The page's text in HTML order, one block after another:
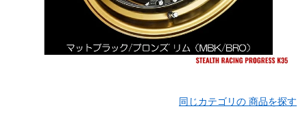
同じカテゴリの 商品を探す